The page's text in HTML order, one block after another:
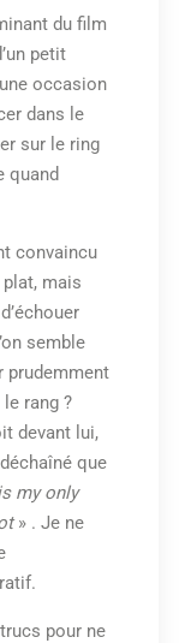
du film
petit
occasion
dans le
sur le ring
quand
convaincu
mais
semble
prudemment
rang ?
devant lui,
que
my only
» . Je ne
pour ne